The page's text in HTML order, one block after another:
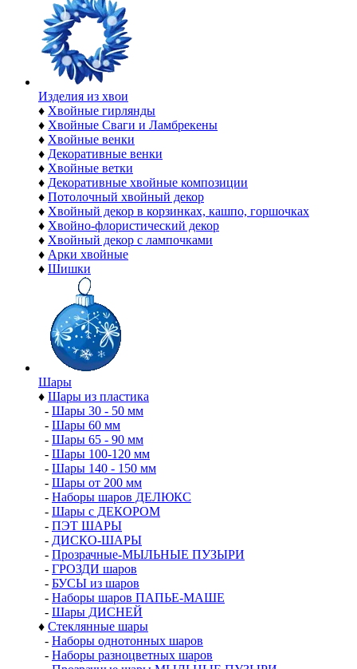
Изделия из хвои
♦ Хвойные гирлянды
♦ Хвойные Сваги и Ламбрекены
♦ Хвойные венки
♦ Декоративные венки
♦ Хвойные ветки
♦ Декоративные хвойные композиции
♦ Потолочный хвойный декор
♦ Хвойный декор в корзинках, кашпо, горшочках
♦ Хвойно-флористический декор
♦ Хвойный декор с лампочками
♦ Арки хвойные
♦ Шишки
Шары
♦ Шары из пластика
- Шары 30 - 50 мм
- Шары 60 мм
- Шары 65 - 90 мм
- Шары 100-120 мм
- Шары 140 - 150 мм
- Шары от 200 мм
- Наборы шаров ДЕЛЮКС
- Шары с ДЕКОРОМ
- ПЭТ ШАРЫ
- ДИСКО-ШАРЫ
- Прозрачные-МЫЛЬНЫЕ ПУЗЫРИ
- ГРОЗДИ шаров
- БУСЫ из шаров
- Наборы шаров ПАПЬЕ-МАШЕ
- Шары ДИСНЕЙ
♦ Стеклянные шары
- Наборы однотонных шаров
- Наборы разноцветных шаров